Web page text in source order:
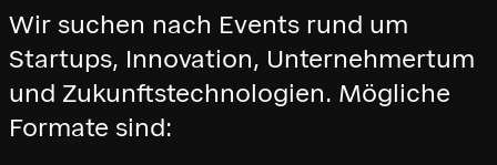
Wir suchen nach Events rund um
Startups, Innovation, Unternehmertum
und Zukunftstechnologien. Mögliche
Formate sind: